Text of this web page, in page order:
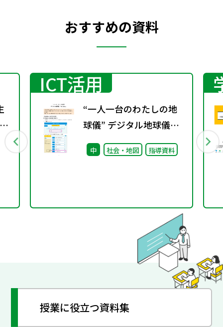
おすすめの資料
ICT活用
“一人一台のわたしの地
球儀” デジタル地球儀
『My Globe』
中 社会・地図 指導資料
授業に役立つ資料集